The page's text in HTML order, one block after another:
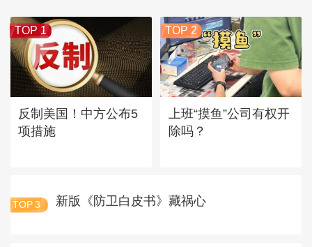
TOP 1
反制美国！中方公布5
项措施
TOP 2
上班“摸鱼”公司有权开
除吗？
TOP 3 新版《防卫白皮书》藏祸心